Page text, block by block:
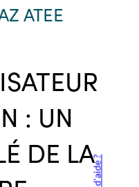
ATEE
: UN
DE LA